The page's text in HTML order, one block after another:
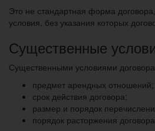
Это не стандартная форма
условия, без указания которых
Существенные
Существенными условиями
предмет арендных отношений;
срок действия договора;
размер и порядок
порядок расторжения